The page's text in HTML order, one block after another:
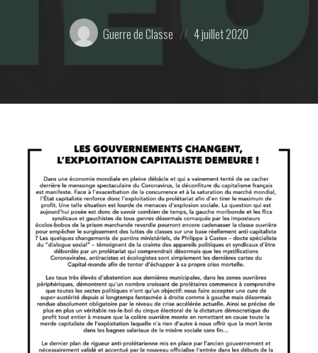
Posté
par:
Guerre de Classe
on
4 juillet 2020